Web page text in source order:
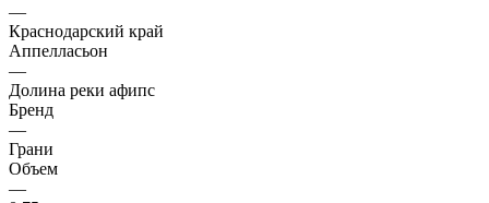
—
Краснодарский край
Аппелласьон
—
Долина реки афипс
Бренд
—
Грани
Объем
—